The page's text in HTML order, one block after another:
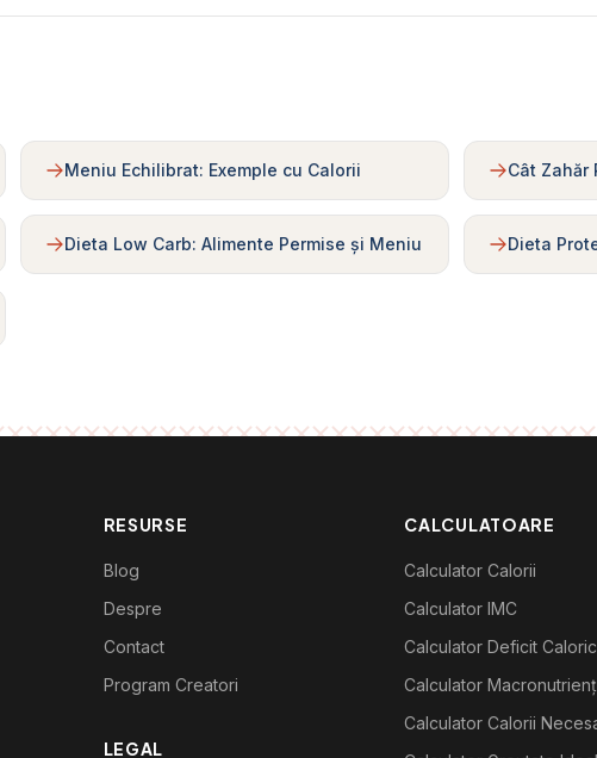
Meniu Echilibrat: Exemple cu Calorii Cât Zahăr
Dieta Low Carb: Alimente Permise și Meniu Dieta
RESURSE
Blog
Despre
Contact
Program Creatori
LEGAL
CALCULATOARE
Calculator Calorii
Calculator IMC
Calculator Deficit Caloric
Calculator
Calculator Calorii